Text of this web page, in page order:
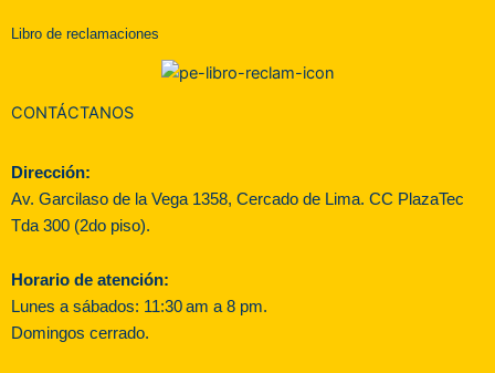
Libro de reclamaciones
CONTÁCTANOS
Dirección:
Av. Garcilaso de la Vega 1358, Cercado de Lima. CC PlazaTec
Tda 300 (2do piso).
Horario de atención:
Lunes a sábados: 11:30 am a 8 pm.
Domingos cerrado.